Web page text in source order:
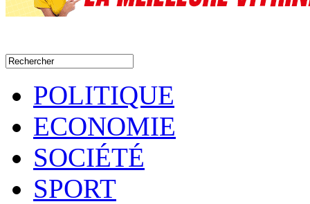
POLITIQUE
ECONOMIE
SOCIÉTÉ
SPORT